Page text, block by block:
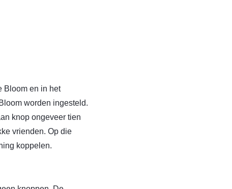
Bloom en in het
worden ingesteld.
knop ongeveer tien
vrienden. Op die
koppelen.